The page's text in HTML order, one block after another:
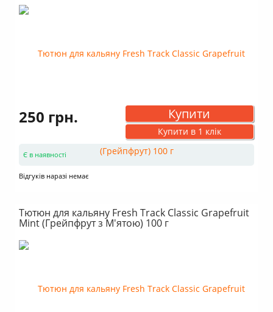
250 грн. Купити
Купити в 1 клік
Є в наявності
Відгуків наразі немає
Тютюн для кальяну Fresh Track Classic Grapefruit
Mint (Грейпфрут з М'ятою) 100 г